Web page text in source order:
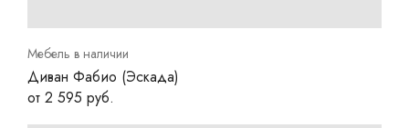
Мебель в наличии
Диван Фабио (Эскада)
от 2 595 руб.